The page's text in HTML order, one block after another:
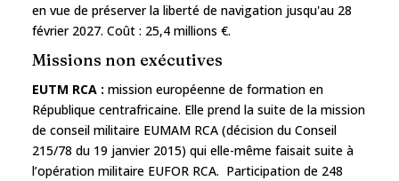
en vue de préserver la liberté de navigation jusqu'au 28
février 2027. Coût : 25,4 millions €.
Missions non exécutives
EUTM RCA : mission européenne de formation en
République centrafricaine. Elle prend la suite de la mission
de conseil militaire EUMAM RCA (décision du Conseil
215/78 du 19 janvier 2015) qui elle-même faisait suite à
l’opération militaire EUFOR RCA. Participation de 248